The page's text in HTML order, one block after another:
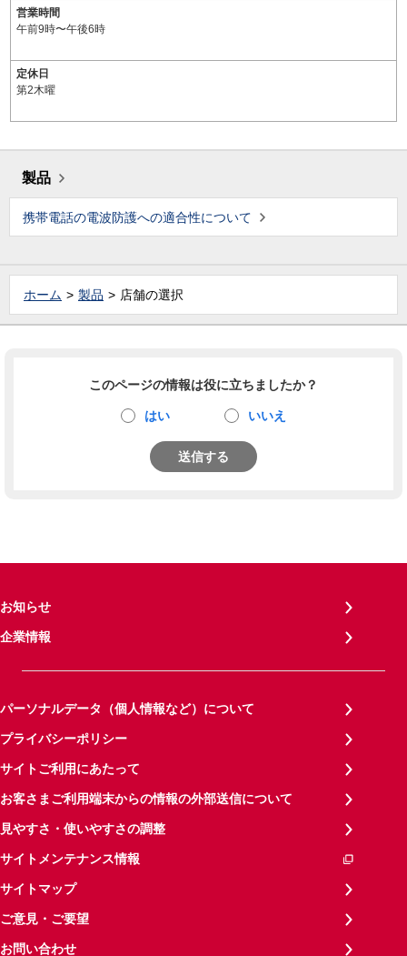
営業時間
午前9時〜午後6時
定休日
第2木曜
製品
携帯電話の電波防護への適合性について
ホーム 製品 店舗の選択
このページの情報は役に立ちましたか？
はい いいえ
送信する
お知らせ
企業情報
パーソナルデータ（個人情報など）について
プライバシーポリシー
サイトご利用にあたって
お客さまご利用端末からの情報の外部送信について
見やすさ・使いやすさの調整
サイトメンテナンス情報
サイトマップ
ご意見・ご要望
お問い合わせ